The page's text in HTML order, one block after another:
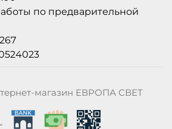
по предварительной
магазин ЕВРОПА СВЕТ